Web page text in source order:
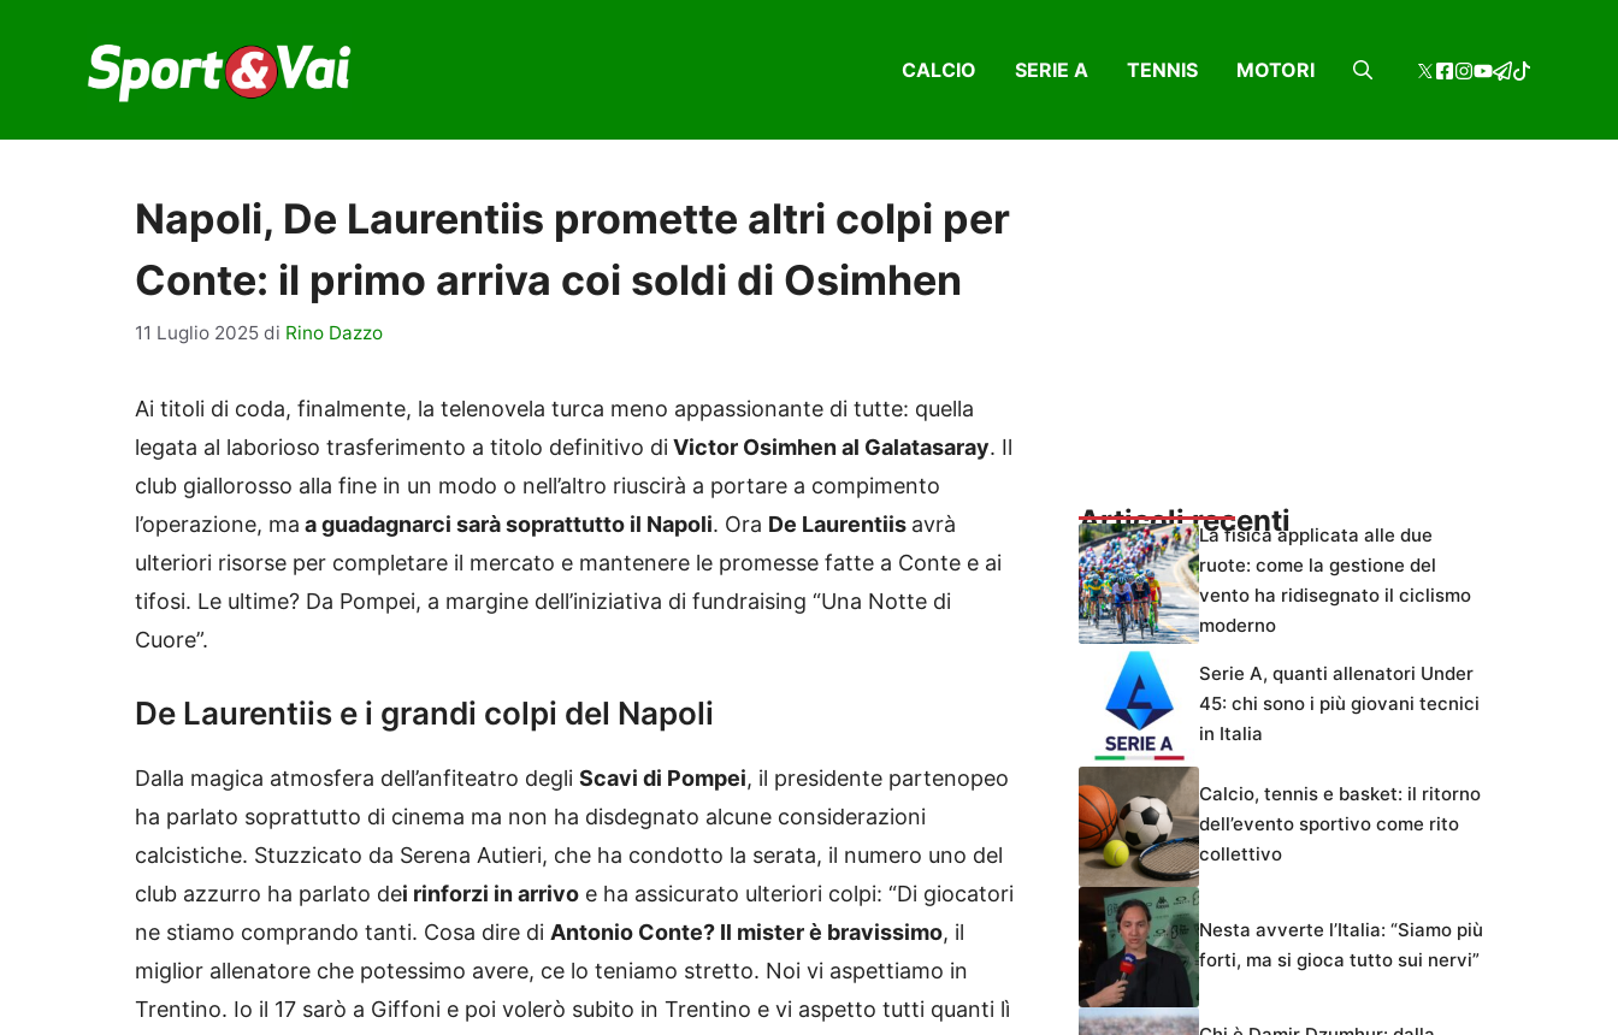
contenuto
CALCIO SERIE A TENNIS MOTORI
Napoli, De Laurentiis promette altri colpi per
Conte: il primo arriva coi soldi di Osimhen
11 Luglio 2025 di Rino Dazzo
Ai titoli di coda, finalmente, la telenovela turca meno appassionante di tutte: quella
legata al laborioso trasferimento a titolo definitivo diVictor Osimhen al Galatasaray. Il
club giallorosso alla fine in un modo o nell’altro riuscirà a portare a compimento
l’operazione, ma a guadagnarci sarà soprattutto il Napoli. Ora De Laurentiis avrà
ulteriori risorse per completare il mercato e mantenere le promesse fatte a Conte e ai
tifosi. Le ultime? Da Pompei, a margine dell’iniziativa di fundraising “Una Notte di
Cuore”.
De Laurentiis e i grandi colpi del Napoli
Dalla magica atmosfera dell’anfiteatro degli Scavi di Pompei, il presidente partenopeo
ha parlato soprattutto di cinema ma non ha disdegnato alcune considerazioni
calcistiche. Stuzzicato da Serena Autieri, che ha condotto la serata, il numero uno del
club azzurro ha parlato dei rinforzi in arrivo e ha assicurato ulteriori colpi: “Di giocatori
ne stiamo comprando tanti. Cosa dire di Antonio Conte? Il mister è bravissimo, il
miglior allenatore che potessimo avere, ce lo teniamo stretto. Noi vi aspettiamo in
Trentino. Io il 17 sarò a Giffoni e poi volerò subito in Trentino e vi aspetto tutti quanti lì
Articoli recentiLa fisica applicata alle due
ruote: come la gestione del
vento ha ridisegnato il ciclismo
moderno
Serie A, quanti allenatori Under
45: chi sono i più giovani tecnici
in Italia
Calcio, tennis e basket: il ritorno
dell’evento sportivo come rito
collettivo
Nesta avverte l’Italia: “Siamo più
forti, ma si gioca tutto sui nervi”